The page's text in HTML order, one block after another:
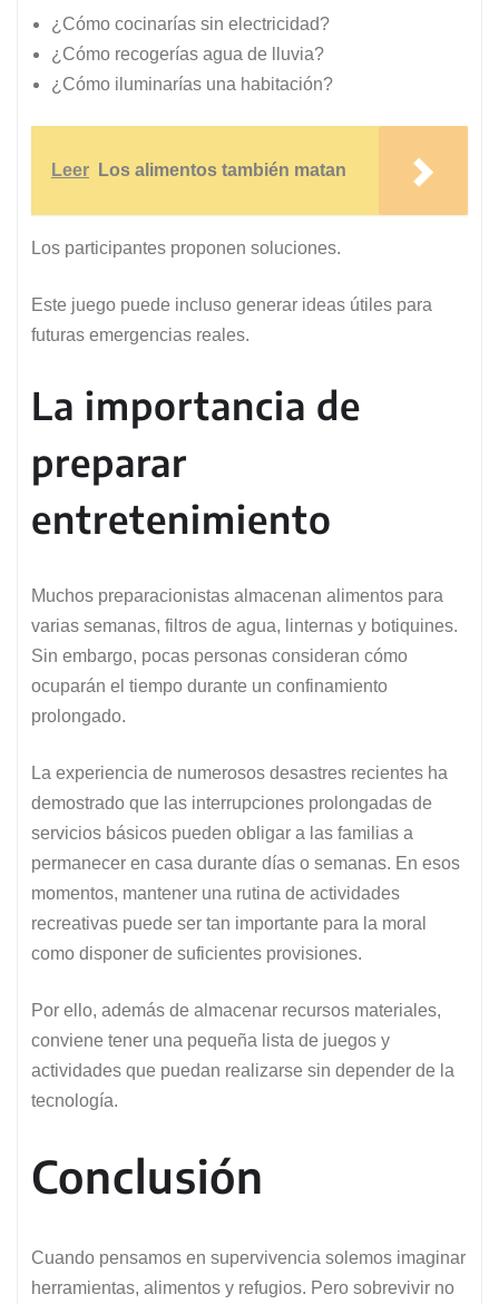
¿Cómo cocinarías sin electricidad?
¿Cómo recogerías agua de lluvia?
¿Cómo iluminarías una habitación?
Leer Los alimentos también matan
Los participantes proponen soluciones.
Este juego puede incluso generar ideas útiles para
futuras emergencias reales.
La importancia de
preparar
entretenimiento
Muchos preparacionistas almacenan alimentos para
varias semanas, filtros de agua, linternas y botiquines.
Sin embargo, pocas personas consideran cómo
ocuparán el tiempo durante un confinamiento
prolongado.
La experiencia de numerosos desastres recientes ha
demostrado que las interrupciones prolongadas de
servicios básicos pueden obligar a las familias a
permanecer en casa durante días o semanas. En esos
momentos, mantener una rutina de actividades
recreativas puede ser tan importante para la moral
como disponer de suficientes provisiones.
Por ello, además de almacenar recursos materiales,
conviene tener una pequeña lista de juegos y
actividades que puedan realizarse sin depender de la
tecnología.
Conclusión
Cuando pensamos en supervivencia solemos imaginar
herramientas, alimentos y refugios. Pero sobrevivir no